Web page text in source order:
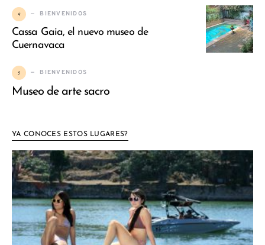
4 BIENVENIDOS
Cassa Gaia, el nuevo museo de
Cuernavaca
5 BIENVENIDOS
Museo de arte sacro
YA CONOCES ESTOS LUGARES?